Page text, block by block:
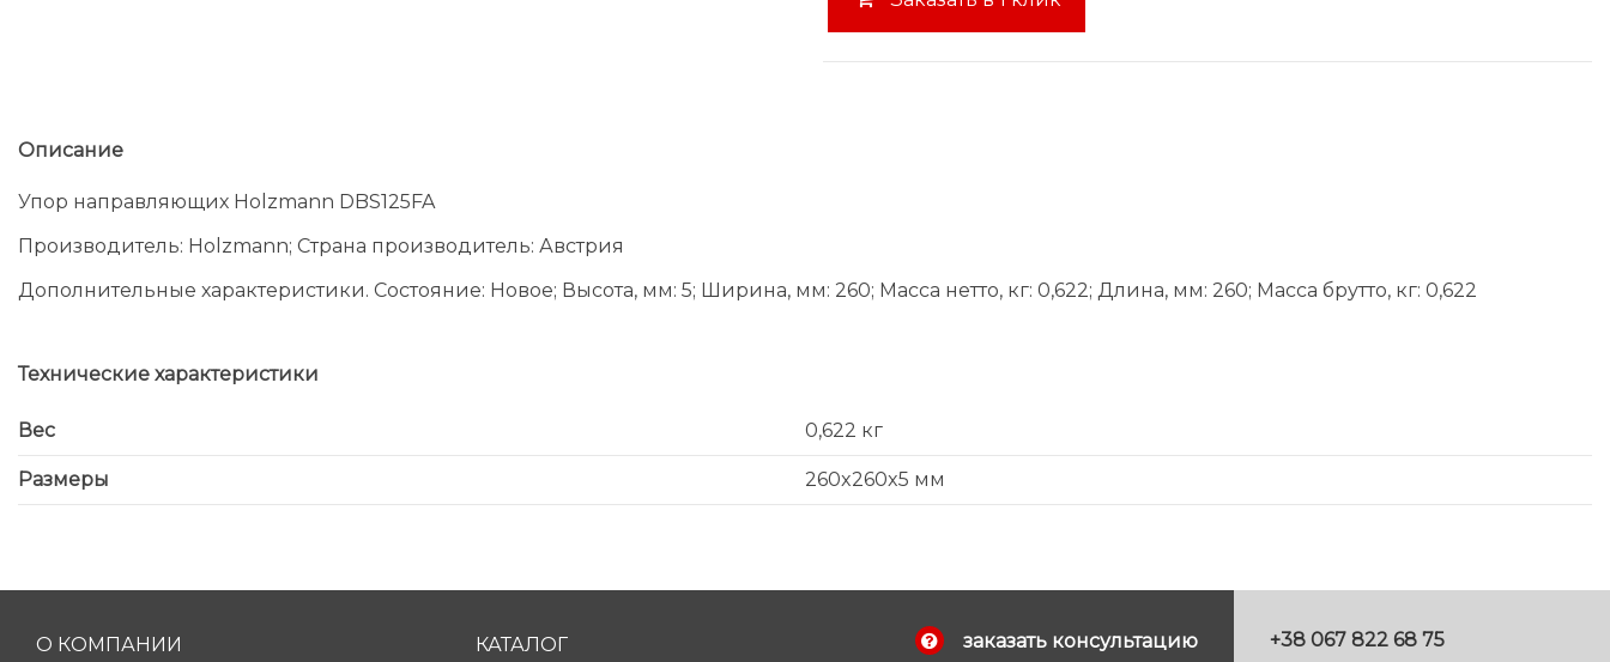
Описание
Упор направляющих Holzmann DBS125FA
Производитель: Holzmann; Страна производитель: Австрия
Дополнительные характеристики. Состояние: Новое; Высота, мм: 5; Ширина, мм: 260; Масса нетто, кг: 0,622; Длина, мм: 260; Масса брутто, кг: 0,622
Технические характеристики
Вес 0,622 кг
Размеры 260x260x5 мм
О КОМПАНИИ КАТАЛОГ заказать консультацию +38 067 822 68 75